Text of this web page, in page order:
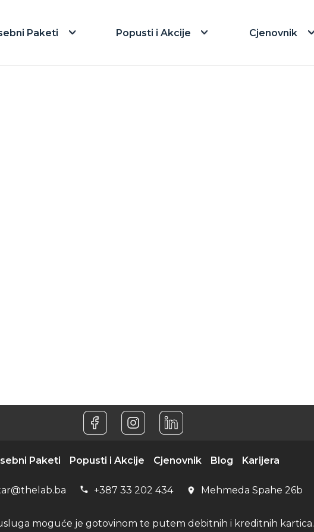
Paketi Popusti i Akcije Cjenovnik
Paketi Popusti i Akcije Cjenovnik Blog Karijera
+387 33 202 434 Mehmeda Spahe 26b
moguće je gotovinom te putem debitnih i kreditnih kartica.